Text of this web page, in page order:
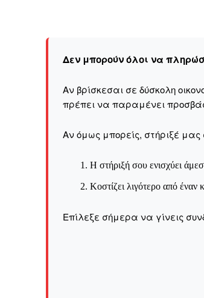
Δεν μπορούν όλοι να
Αν βρίσκεσαι σε δύσκολη
πρέπει να παραμένει
Αν όμως μπορείς, στήριξέ μας
Η στήριξή σου ενισχύει
Κοστίζει λιγότερο από έναν
Επίλεξε σήμερα να γίνεις